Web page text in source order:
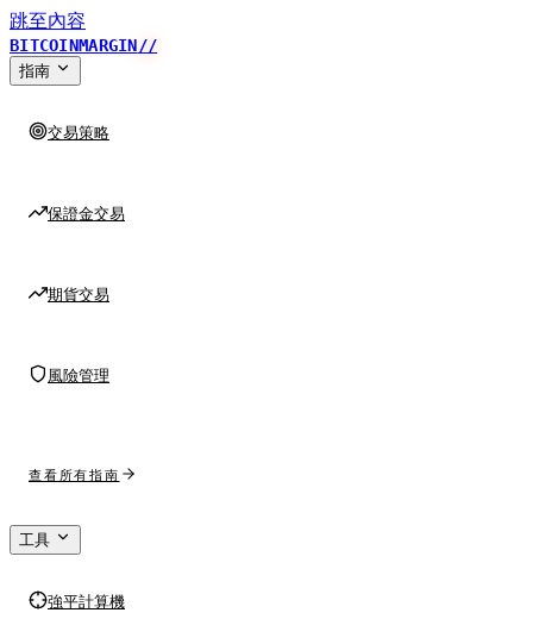
跳至內容
BITCOINMARGIN//
指南
交易策略
保證金交易
期貨交易
風險管理
查看所有指南
工具
強平計算機